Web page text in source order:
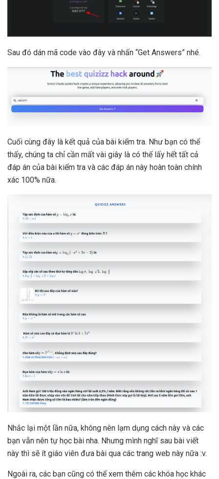
Sau đó dán mã code vào đây và nhấn “Get Answers” nhé.
Cuối cùng đây là kết quả của bài kiểm tra. Như bạn có thể
thấy, chúng ta chỉ cần mất vài giây là có thể lấy hết tất cả
đáp án của bài kiểm tra và các đáp án này hoàn toàn chính
xác 100% nữa.
Nhắc lại một lần nữa, không nên lạm dụng cách này và các
bạn vẫn nên tự học bài nha. Nhưng mình nghĩ sau bài viết
này thì sẽ ít giáo viên đưa bài qua các trang web này nữa :v.
Ngoài ra, các bạn cũng có thể xem thêm các khóa học khác